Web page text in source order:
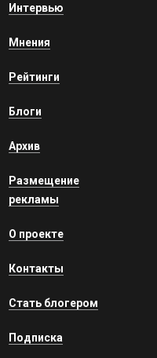
Интервью
Мнения
Рейтинги
Блоги
Архив
Размещение
рекламы
О проекте
Контакты
Стать блогером
Подписка